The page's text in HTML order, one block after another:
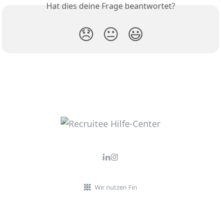
Hat dies deine Frage beantwortet?
😞 😐 😃
Wir nutzen Fin